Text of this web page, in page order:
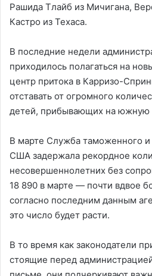
Рашида Тлайб из Мичигана,
Кастро из Техаса.
В последние недели
приходилось полагаться на
центр притока в Карризо-
отставать от огромного
детей, прибывающих на
В марте Служба таможенного и
США задержала рекордное
несовершеннолетних без
18 890 в марте — почти вдвое
согласно последним данным
это число будет расти.
В то время как законодатели
стоящие перед